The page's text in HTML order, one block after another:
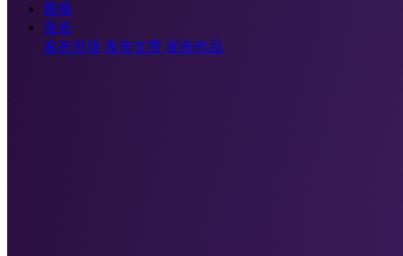
图搜
发布
发布市场 发布文章 发布作品